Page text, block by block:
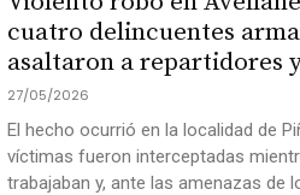
cuatro delincuentes
asaltaron a repartidores
27/05/2026
El hecho ocurrió en la localidad de
víctimas fueron interceptadas
trabajaban y, ante las amenazas de